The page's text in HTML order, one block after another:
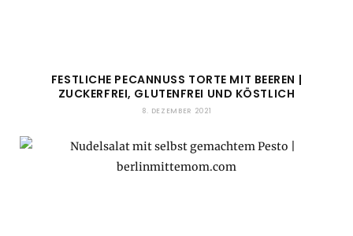
FESTLICHE PECANNUSS TORTE MIT BEEREN |
ZUCKERFREI, GLUTENFREI UND KÖSTLICH
8. DEZEMBER 2021